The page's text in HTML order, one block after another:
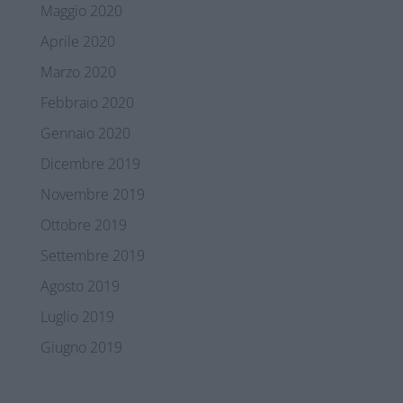
Maggio 2020
Aprile 2020
Marzo 2020
Febbraio 2020
Gennaio 2020
Dicembre 2019
Novembre 2019
Ottobre 2019
Settembre 2019
Agosto 2019
Luglio 2019
Giugno 2019